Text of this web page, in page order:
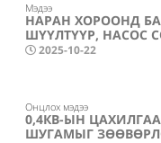
Мэдээ
НАРАН ХОРООНД
ШҮҮЛТҮҮР, НАСОС
2025-10-22
Онцлох мэдээ
0,4КВ-ЫН
ШУГАМЫГ